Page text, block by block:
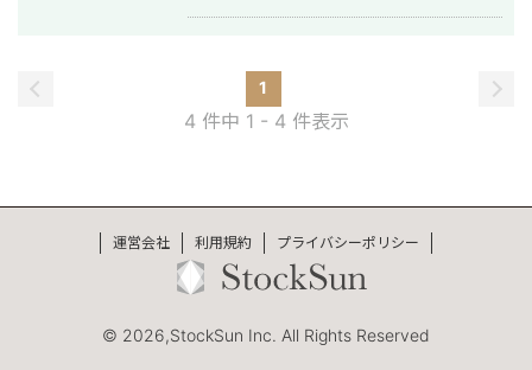
Googleのサービスを使ったら、どんな
感じに開発できるのかイメージが湧か
ないという方も大歓迎！ フワッとした
デオ会議でお話してみませんか？もち
ろん無料です。 【Google Apps
Script、Appsheetで開発するメリッ
Googleアカウントさえあれば利用可能
1
4 件中 1 - 4 件表示
運営会社 利用規約 プライバシーポリシー
© 2026,StockSun Inc. All Rights Reserved